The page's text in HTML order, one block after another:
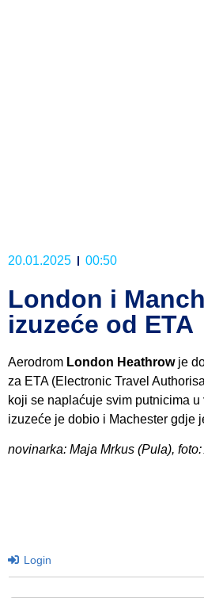
20.01.2025 00:50
London i
izuzeće od ETA
Aerodrom London Heathrow je
za ETA (Electronic Travel
koji se naplaćuje svim putnicima
izuzeće je dobio i Machester gdje
novinarka: Maja Mrkus (Pula),
Login